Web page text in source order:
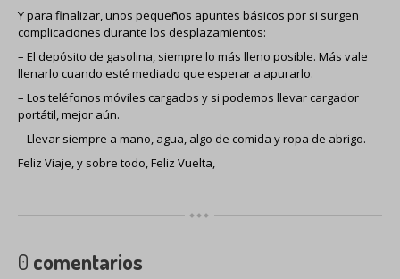
Y para finalizar, unos pequeños apuntes básicos por si surgen
complicaciones durante los desplazamientos:
– El depósito de gasolina, siempre lo más lleno posible. Más vale
llenarlo cuando esté mediado que esperar a apurarlo.
– Los teléfonos móviles cargados y si podemos llevar cargador
portátil, mejor aún.
– Llevar siempre a mano, agua, algo de comida y ropa de abrigo.
Feliz Viaje, y sobre todo, Feliz Vuelta,
0 comentarios